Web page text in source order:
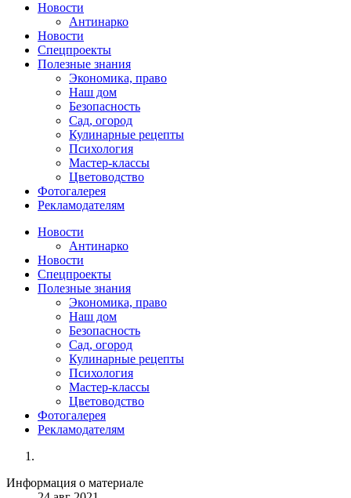
Новости
Антинарко
Новости
Спецпроекты
Полезные знания
Экономика, право
Наш дом
Безопасность
Сад, огород
Кулинарные рецепты
Психология
Мастер-классы
Цветоводство
Фотогалерея
Рекламодателям
Новости
Антинарко
Новости
Спецпроекты
Полезные знания
Экономика, право
Наш дом
Безопасность
Сад, огород
Кулинарные рецепты
Психология
Мастер-классы
Цветоводство
Фотогалерея
Рекламодателям
Информация о материале